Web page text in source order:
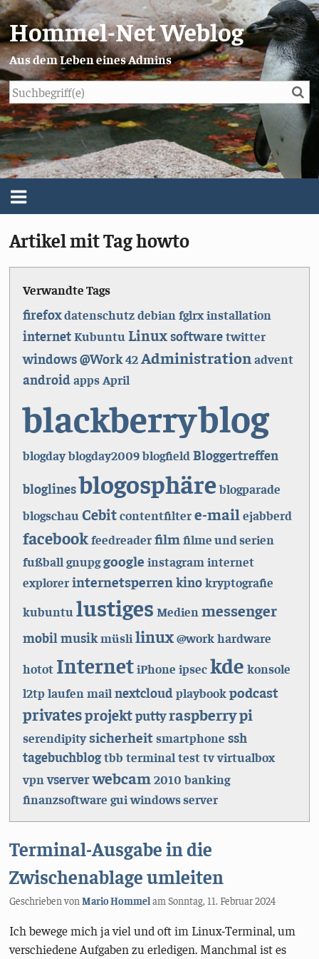
Hommel-Net Weblog
Aus dem Leben eines Admins
Menü
Über mich
Impressum/Datenschutz
Artikel mit Tag howto
Verwandte Tags
firefoxdatenschutzdebian fglrxinstallation
internetKubuntuLinuxsoftwaretwitter
windows@Work42Administrationadvent
androidappsApril
blackberryblog
blogdayblogday2009blogfield Bloggertreffen
bloglinesblogosphäreblogparade
blogschauCebitcontentfiltere-mail ejabberd
facebookfeedreaderfilm filme und serien
fußball gnupggoogle instagram internet
explorerinternetsperren kinokryptografie
kubuntulustiges Medien messenger
mobil musikmüsli linux@workhardware
hotot InternetiPhone ipseckde konsole
l2tplaufen mail nextcloudplaybookpodcast
privatesprojektputtyraspberry pi
serendipitysicherheitsmartphone ssh
tagebuchblogtbb terminal testtvvirtualbox
vpn vserverwebcam2010 banking
finanzsoftware gui windows server
Terminal-Ausgabe in die
Zwischenablage umleiten
Geschrieben vonMario HommelamSonntag, 11. Februar 2024
Ich bewege mich ja viel und oft im Linux-Terminal, um
verschiedene Aufgaben zu erledigen. Manchmal ist es